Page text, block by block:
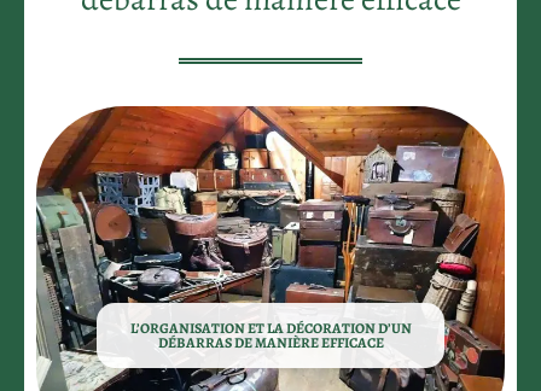
L’ORGANISATION ET LA DÉCORATION D’UN
DÉBARRAS DE MANIÈRE EFFICACE